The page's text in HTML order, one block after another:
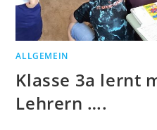
ALLGEMEIN
Klasse 3a lernt
Lehrern ….